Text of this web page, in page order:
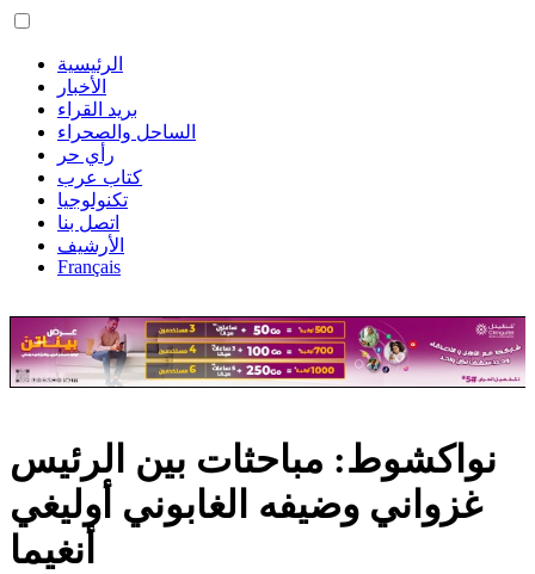
الرئيسية
الأخبار
بريد القراء
الساحل والصحراء
رأي حر
كتاب عرب
تكنولوجيا
اتصل بنا
الأرشيف
Français
نواكشوط: مباحثات بين الرئيس
غزواني وضيفه الغابوني أوليغي
أنغيما